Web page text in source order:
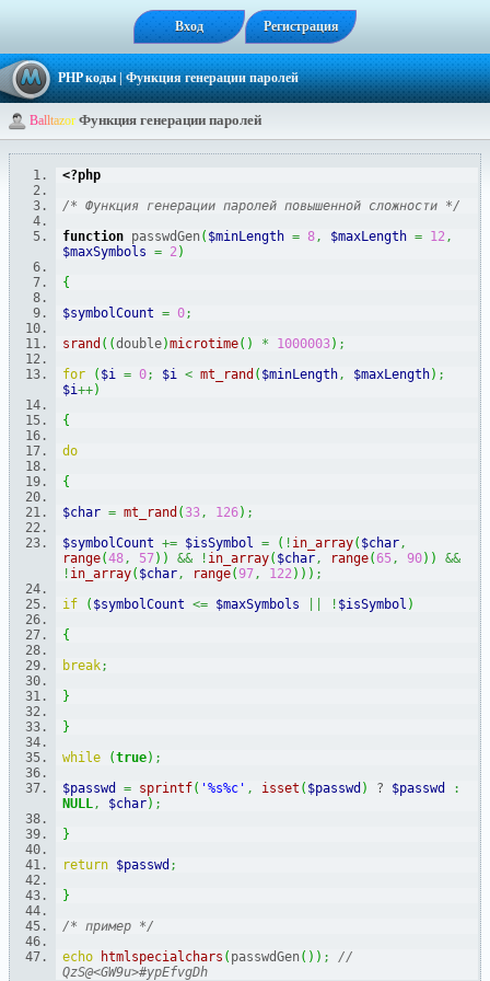
Вход Регистрация
PHP коды| Функция генерации паролей
Balltazor Функция генерации паролей
<?php
/* Функция генерации паролей повышенной сложности */
function passwdGen( $minLength = 8, $maxLength = 12,
$maxSymbols = 2)
{
$symbolCount = 0;
srand ( (double)microtime( ) * 1000003) ;
for
( $i = 0; $i < mt_rand ( $minLength, $maxLength) ;
$i++)
{
do
{
$char = mt_rand (33, 126) ;
$symbolCount += $isSymbol = ( ! in_array( $char,
range(48, 57) ) && ! in_array( $char, range(65, 90) )
&&
! in_array( $char, range(97, 122) ) ) ;
if
( $symbolCount <= $maxSymbols ! $isSymbol )
{
break;
}
}
while
(true) ;
$passwd
= sprintf( '%s%c' , isset ( $passwd ) ? $passwd
:
NULL, $char) ;
}
return $passwd ;
}
/* пример */
echo
htmlspecialchars ( passwdGen( ) ) ;
//
QzS@<GW9u>#ypEfvgDh